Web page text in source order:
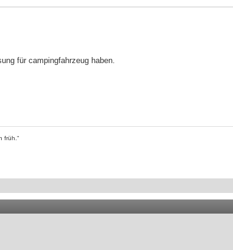
für campingfahrzeug haben.
früh.“